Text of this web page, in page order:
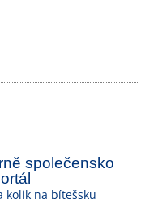
společensko
kolik na bítešsku